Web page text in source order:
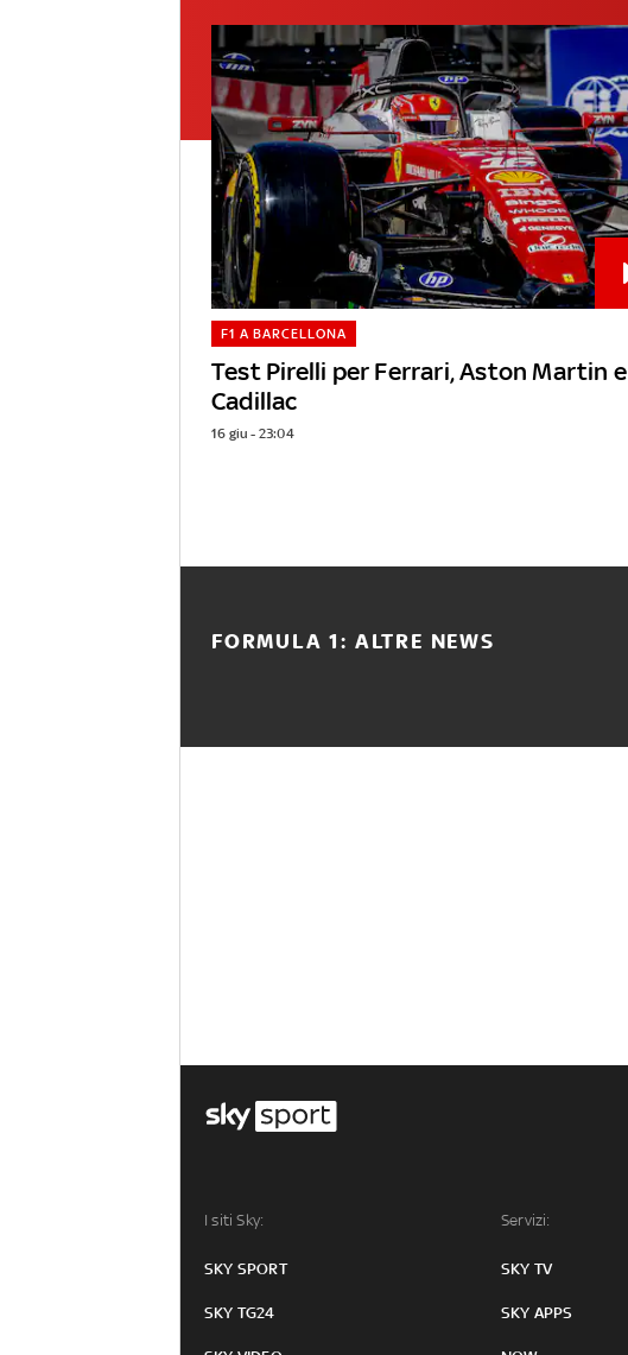
Test Pirelli per Ferrari, Aston Martin e
Cadillac
F1 A BARCELLONA
16 giu - 23:04
FORMULA 1: ALTRE NEWS
I siti Sky:
SKY SPORT
SKY TG24
Servizi:
SKY TV
SKY APPS